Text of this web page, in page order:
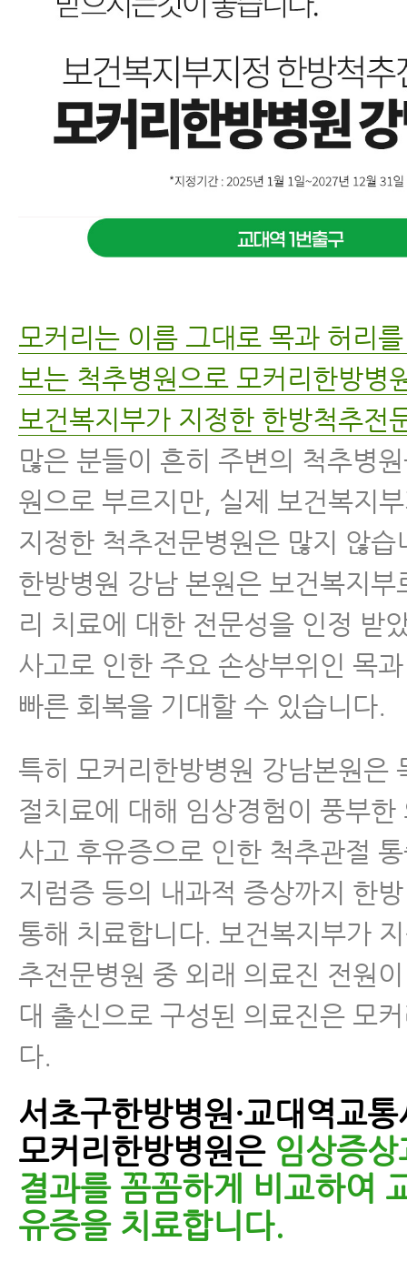
모커리는 이름 그대로 목과 허리
보는 척추병원으로 모커리한방병
보건복지부가 지정한 한방척추전
많은 분들이 흔히 주변의 척추병
원으로 부르지만, 실제 보건복지
지정한 척추전문병원은 많지 않습
한방병원 강남 본원은 보건복지부
리 치료에 대한 전문성을 인정 받
사고로 인한 주요 손상부위인 목
빠른 회복을 기대할 수 있습니다.
특히 모커리한방병원 강남본원은
절치료에 대해 임상경험이 풍부한
사고 후유증으로 인한 척추관절
지럼증 등의 내과적 증상까지 한
통해 치료합니다. 보건복지부가
추전문병원 중 외래 의료진 전원
대 출신으로 구성된 의료진은 모
다.
서초구한방병원·교대역교
모커리한방병원은 임상증
결과를 꼼꼼하게 비교하여
유증을 치료합니다.